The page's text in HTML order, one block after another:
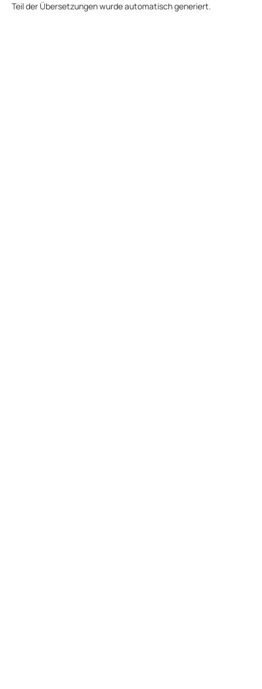
Teil der Übersetzungen wurde automatisch generiert.